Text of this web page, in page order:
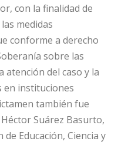
con la finalidad de
medidas
conforme a derecho
sobre las
atención del caso y la
en instituciones
también fue
Suárez Basurto,
Educación, Ciencia y